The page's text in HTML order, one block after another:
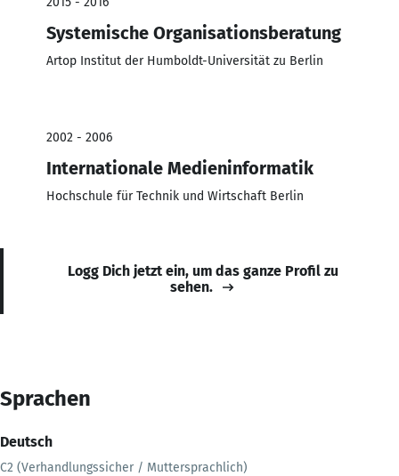
Systemische Organisationsberatung
Artop Institut der Humboldt-Universität zu Berlin
2002 - 2006
Internationale Medieninformatik
Hochschule für Technik und Wirtschaft Berlin
Logg Dich jetzt ein, um das ganze Profil zu
sehen.
Sprachen
Deutsch
C2 (Verhandlungssicher / Muttersprachlich)